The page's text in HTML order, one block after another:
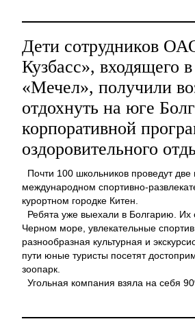
Дети сотрудников
Кузбасс», входящего
«Мечел», получили
отдохнуть на юге
корпоративной
оздоровительного
Почти 100 школьников проведут две
международном спортивно-
курортном городке Китен.
Ребята уже выехали в Болгарию.
Черном море, увлекательные
разнообразная культурная и
пути юные туристы посетят
зоопарк.
Угольная компания взяла на себя